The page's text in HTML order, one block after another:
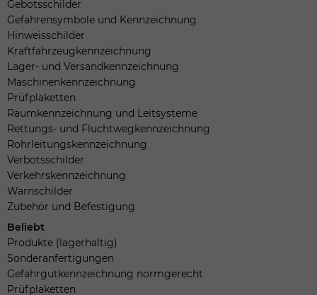
Gebotsschilder
Gefahrensymbole und Kennzeichnung
Hinweisschilder
Kraftfahrzeugkennzeichnung
Lager- und Versandkennzeichnung
Maschinenkennzeichnung
Prüfplaketten
Raumkennzeichnung und Leitsysteme
Rettungs- und Fluchtwegkennzeichnung
Rohrleitungskennzeichnung
Verbotsschilder
Verkehrskennzeichnung
Warnschilder
Zubehör und Befestigung
Beliebt
Produkte (lagerhaltig)
Sonderanfertigungen
Gefahrgutkennzeichnung normgerecht
Prüfplaketten